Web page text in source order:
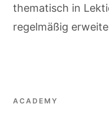
thematisch in
regelmäßig
ACADEMY